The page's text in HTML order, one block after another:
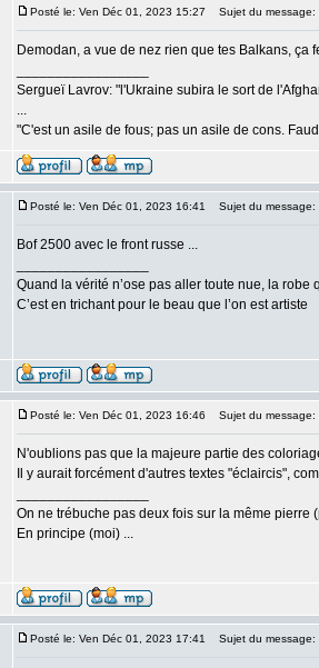
Posté le: Ven Déc 01, 2023 15:27 Sujet du message:
Demodan, a vue de nez rien que tes Balkans,
Sergueï Lavrov: "l'Ukraine subira le sort de
...
"C'est un asile de fous; pas un asile de cons.
Posté le: Ven Déc 01, 2023 16:41 Sujet du message:
Bof 2500 avec le front russe ...
Quand la vérité n’ose pas aller toute nue, la robe
C’est en trichant pour le beau que l’on est artiste
Posté le: Ven Déc 01, 2023 16:46 Sujet du message:
N'oublions pas que la majeure partie des
Il y aurait forcément d'autres textes "éclaircis",
On ne trébuche pas deux fois sur la même pierre
En principe (moi) ...
Posté le: Ven Déc 01, 2023 17:41 Sujet du message: